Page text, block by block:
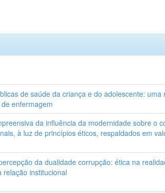
de saúde da criança e do adolescente: uma
enfermagem
da influência da modernidade sobre o
à luz de princípios éticos, respaldados em
da dualidade corrupção: ética na
relação institucional